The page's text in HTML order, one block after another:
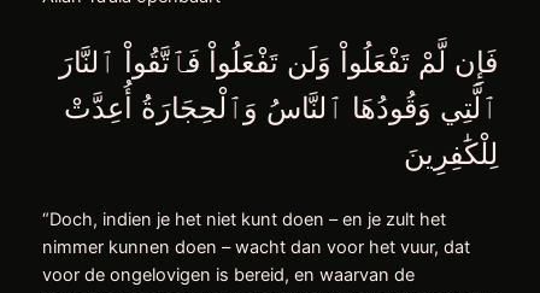
ٱلَّتِي وَقُودُهَا ٱلنَّاسُ وَٱلْحِجَارَةُ أُعِدَّتْ
لِلْكَٰفِرِينَ
“Doch, indien je het niet kunt doen – en je zult het
nimmer kunnen doen – wacht dan voor het vuur, dat
voor de ongelovigen is bereid, en waarvan de